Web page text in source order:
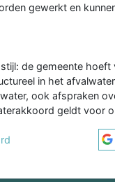
gewerkt en
de gemeente
in het
ook afspraken
geldt voor